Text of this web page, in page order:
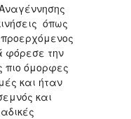
όπως
φόρεσε την
πιο όμορφες
και ήταν
και